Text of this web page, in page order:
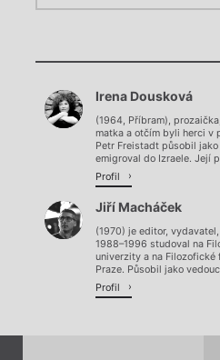
Načítá
Načítá
Irena Dousková
(1964, Příbram),
matka a otčím byli herci v
Petr Freistadt působil
emigroval do Izraele. Její
Profil
Jiří Macháček
(1970) je editor,
1988–1996 studoval na
univerzity a na
Praze. Působil jako
Profil